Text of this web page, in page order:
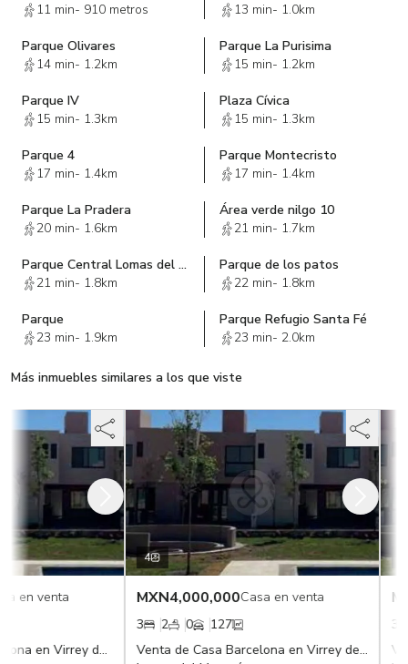
11 min- 910 metros
13 min- 1.0km
Parque Olivares
14 min- 1.2km
Parque La Purisima
15 min- 1.2km
Parque IV
15 min- 1.3km
Plaza Cívica
15 min- 1.3km
Parque 4
17 min- 1.4km
Parque Montecristo
17 min- 1.4km
Parque La Pradera
20 min- 1.6km
Área verde nilgo 10
21 min- 1.7km
Parque Central Lomas del Campanario Norte
21 min- 1.8km
Parque de los patos
22 min- 1.8km
Parque
23 min- 1.9km
Parque Refugio Santa Fé
23 min- 2.0km
Más inmuebles similares a los que viste
en venta
Venta de Casa Tarragona en Virrey de Cataluña en Altos del Marqués
4
MXN4,000,000Casa en venta
3
2 0
127
Venta de Casa Barcelona en Virrey de Catañula Altos del Marques
3